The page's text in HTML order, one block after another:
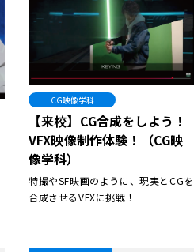
CG映像学科
【来校】CG合成をしよう！
VFX映像制作体験！（CG映
像学科）
特撮やSF映画のように、現実とCGを
合成させるVFXに挑戦！